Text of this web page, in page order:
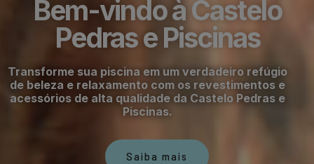
Bem-vindo à Castelo
Pedras e Piscinas
Transforme sua piscina em um verdadeiro refúgio
de beleza e relaxamento com os revestimentos e
acessórios de alta qualidade da Castelo Pedras e
Piscinas.
Saiba mais